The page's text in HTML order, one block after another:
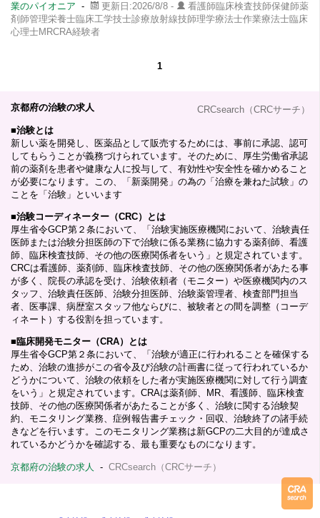
業のパイオニア - 更新日:2026/8/8 -
看護師臨床検査技師保健師薬
剤師管理栄養士臨床工学技士診療放射線技師理学療法士作業療法士臨床
心理士MRCRA経験者
1
CRCsearch（CRCサーチ）
京都府の治験の求人
■治験とは
新しい薬を開発し、医薬品として販売するためには、事前に承認、認可
してもらうことが義務づけられています。そのために、厚生労働省承認
前の薬剤を患者や健康な人に投与して、有効性や安全性を確かめること
が必要になります。この、「新薬開発」の為の「治療を兼ねた試験」の
ことを「治験」といいます
■治験コーディネーター（CRC）とは
厚生省令GCP第２条において、「治験実施医療機関において、治験責任
医師または治験分担医師の下で治験に係る業務に協力する薬剤師、看護
師、臨床検査技師、その他の医療関係者をいう」と規定されています。
CRCは看護師、薬剤師、臨床検査技師、その他の医療関係者があたる事
が多く、院長の承認を受け、治験依頼者（モニター）や医療機関内のス
タッフ、治験責任医師、治験分担医師、治験薬管理者、検査部門担当
者、医事課、病歴室スタッフ他ならびに、被験者との間を調整（コーデ
ィネート）する役割を担っています。
■臨床開発モニター（CRA）とは
厚生省令GCP第２条において、「治験が適正に行われることを確保する
ため、治験の進捗がこの省令及び治験の計画書に従って行われているか
どうかについて、治験の依頼をした者が実施医療機関に対して行う調査
をいう」と規定されています。CRAは薬剤師、MR、看護師、臨床検査
技師、その他の医療関係者があたることが多く、治験に関する治験契
約、モニタリング業務、症例報告書チェック・回収、治験終了の諸手続
きなどを行います。このモニタリング業務は新GCPの二大目的が達成さ
れているかどうかを確認する、最も重要なものになります。
京都府の治験の求人 - CRCsearch（CRCサーチ）